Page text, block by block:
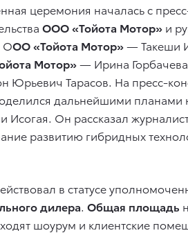
церемония началась с
ООО «Тойота Мотор» и
ООО «Тойота Мотор»— Такеши
Мотор»— Ирина Горбачева,
Юрьевич Тарасов. На пресс-
дальнейшими планами
Исогая. Он рассказал
развитию гибридных
в статусе
дилера. Общая площадь
шоурум и клиентские